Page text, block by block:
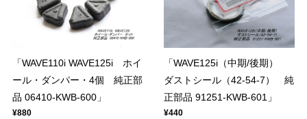
「WAVE110i WAVE125i ホイ
ール・ダンパー・4個 純正部
品 06410-KWB-600」
¥880
「WAVE125i（中期/後期）
ダストシール（42-54-7） 純
正部品 91251-KWB-601」
¥440